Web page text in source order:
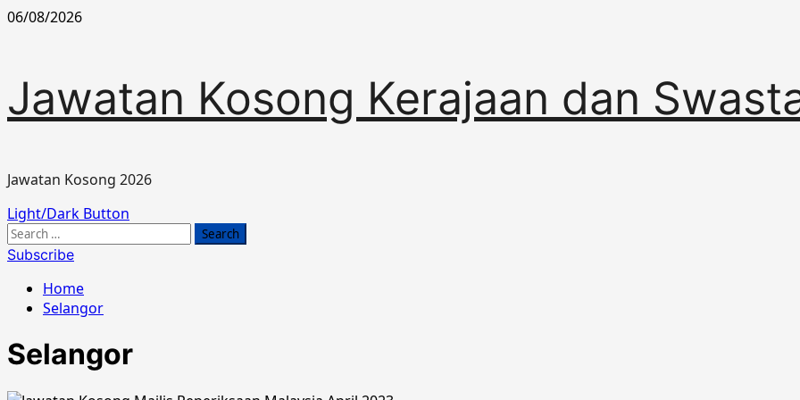
Skip
06/08/2026
Jawatan Kosong Kerajaan dan
Jawatan Kosong 2026
Primary
Menu
Light/Dark Button
Search
for:
Subscribe
Home
Selangor
Selangor